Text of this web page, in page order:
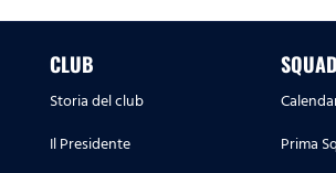
CLUB
Storia del club
Il Presidente
Prima